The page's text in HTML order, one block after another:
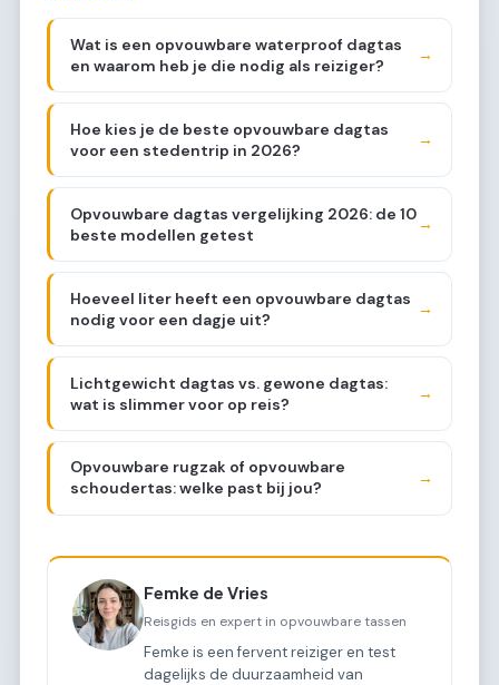
Wat is een opvouwbare waterproof dagtas
en waarom heb je die nodig als reiziger?
→
Hoe kies je de beste opvouwbare dagtas
voor een stedentrip in 2026?
→
Opvouwbare dagtas vergelijking 2026: de 10
beste modellen getest
→
Hoeveel liter heeft een opvouwbare dagtas
nodig voor een dagje uit?
→
Lichtgewicht dagtas vs. gewone dagtas:
wat is slimmer voor op reis?
→
Opvouwbare rugzak of opvouwbare
schoudertas: welke past bij jou?
→
Femke de Vries
Reisgids en expert in opvouwbare tassen
Femke is een fervent reiziger en test
dagelijks de duurzaamheid van